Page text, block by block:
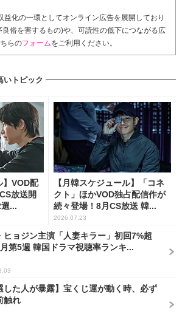
益化の一環としてオンライン広告を展開しており
良俗を害するもの)や、可読性の低下につながる広
らのフォームをご利用ください。
いトピック
】VOD配
放送開
...
【月韓スケジュール】「コネ
クト」ほかVOD独占配信作が
続々登場！8月CS放送 韓...
2026.07.23
ヒョジン主演「人妻キラー」初回7%超
第5週 韓国ドラマ視聴率ランキ...
した人が暴露】宝くじ運が動く時、必ず
触れ